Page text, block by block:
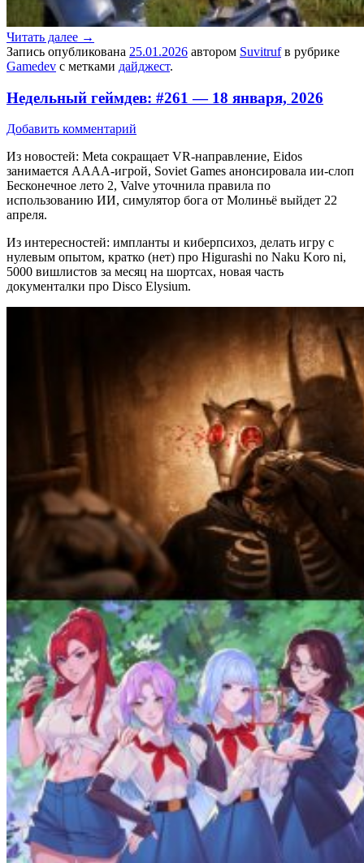
Читать далее →
Запись опубликована 25.01.2026 автором Suvitrufв рубрике
Gamedev с метками дайджест.
Недельный геймдев: #261 — 18 января, 2026
Добавить комментарий
Из новостей: Meta сокращает VR-направление, Eidos
занимается АААА-игрой, Soviet Games анонсировала ии-слоп
Бесконечное лето 2, Valve уточнила правила по
использованию ИИ, симулятор бога от Молиньё выйдет 22
апреля.
Из интересностей: импланты и киберпсихоз, делать игру с
нулевым опытом, кратко (нет) про Higurashi no Naku Koro ni,
5000 вишлистов за месяц на шортсах, новая часть
документалки про Disco Elysium.